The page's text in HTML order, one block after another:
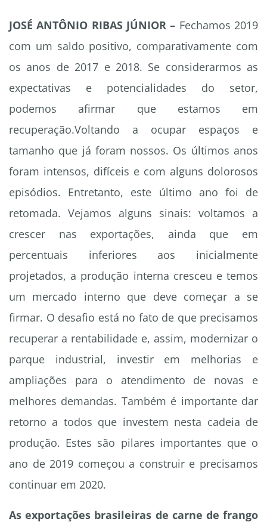
JOSÉ ANTÔNIO RIBAS JÚNIOR – Fechamos 2019
com um saldo positivo, comparativamente com
os anos de 2017 e 2018. Se considerarmos as
expectativas e potencialidades do setor,
podemos afirmar que estamos em
recuperação.Voltando a ocupar espaços e
tamanho que já foram nossos. Os últimos anos
foram intensos, difíceis e com alguns dolorosos
episódios. Entretanto, este último ano foi de
retomada. Vejamos alguns sinais: voltamos a
crescer nas exportações, ainda que em
percentuais inferiores aos inicialmente
projetados, a produção interna cresceu e temos
um mercado interno que deve começar a se
firmar. O desafio está no fato de que precisamos
recuperar a rentabilidade e, assim, modernizar o
parque industrial, investir em melhorias e
ampliações para o atendimento de novas e
melhores demandas. Também é importante dar
retorno a todos que investem nesta cadeia de
produção. Estes são pilares importantes que o
ano de 2019 começou a construir e precisamos
continuar em 2020.
As exportações brasileiras de carne de frango